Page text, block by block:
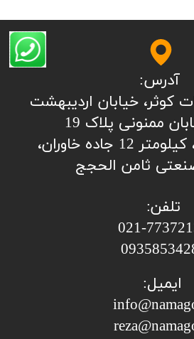
تلفن:
​​​​​​​021-
آدرس:
کوثر، خیابان اردیبهشت
ممنونی پلاک 19
کارخانه: تهران، کیلومتر 12 جاده خاوران،
ثامن الحجج
ایمیل: